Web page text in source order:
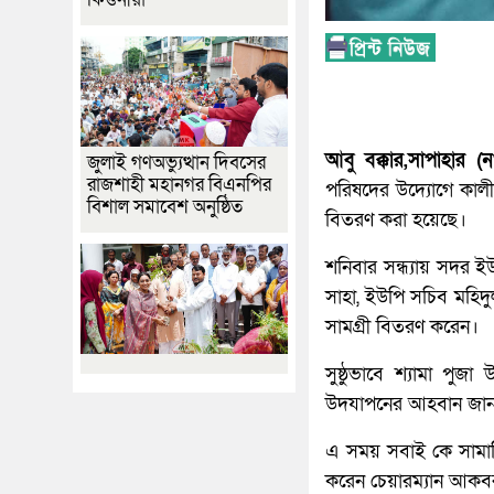
আবু বক্কার,সাপাহার
পরিষদের উদ্যোগে কালী
বিতরণ করা হয়েছে।
শনিবার সন্ধ্যায় সদর
সাহা, ইউপি সচিব
সামগ্রী বিতরণ করেন।
সুষ্ঠুভাবে শ্যামা পুজা
উদযাপনের আহবান
এ সময় সবাই কে
করেন চেয়ারম্যান
জুলাই গণঅভ্যুত্থান দিবসের
রাজশাহী মহানগর বিএনপির
বিশাল সমাবেশ অনুষ্ঠিত